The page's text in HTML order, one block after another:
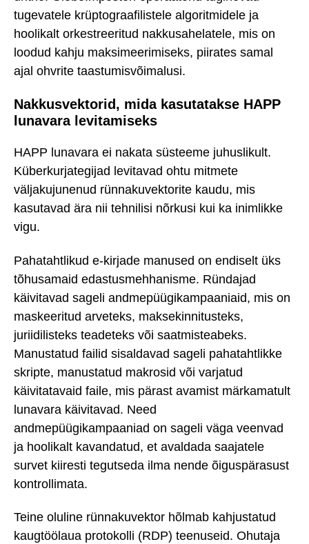
tugevatele krüptograafilistele algoritmidele ja
hoolikalt orkestreeritud nakkusahelatele, mis on
loodud kahju maksimeerimiseks, piirates samal
ajal ohvrite taastumisvõimalusi.
Nakkusvektorid, mida kasutatakse HAPP
lunavara levitamiseks
HAPP lunavara ei nakata süsteeme juhuslikult.
Küberkurjategijad levitavad ohtu mitmete
väljakujunenud rünnakuvektorite kaudu, mis
kasutavad ära nii tehnilisi nõrkusi kui ka inimlikke
vigu.
Pahatahtlikud e-kirjade manused on endiselt üks
tõhusamaid edastusmehhanisme. Ründajad
käivitavad sageli andmepüügikampaaniaid, mis on
maskeeritud arveteks, maksekinnitusteks,
juriidilisteks teadeteks või saatmisteabeks.
Manustatud failid sisaldavad sageli pahatahtlikke
skripte, manustatud makrosid või varjatud
käivitatavaid faile, mis pärast avamist märkamatult
lunavara käivitavad. Need
andmepüügikampaaniad on sageli väga veenvad
ja hoolikalt kavandatud, et avaldada saajatele
survet kiiresti tegutseda ilma nende õiguspärasust
kontrollimata.
Teine oluline rünnakuvektor hõlmab kahjustatud
kaugtöölaua protokolli (RDP) teenuseid. Ohutaja